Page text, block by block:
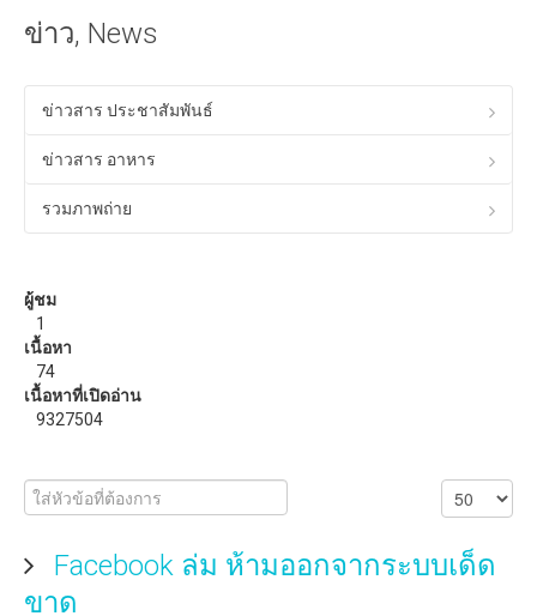
ทำ SEO ให้ติดหน้าแรกของ Google
ควมรู้พื้อนฐานทางด้าน HTML
Tips! ดีๆสำหรับคุณ
Tips Windows XP
ดาวน์โหลด
eBooks หรือหนังสือน่าอ่าน
ข่าว, News
ข่าวสาร ประชาสัมพันธ์
ข่าวสาร อาหาร
รวมภาพถ่าย
ผู้ชม
1
เนื้อหา
74
เนื้อหาที่เปิดอ่าน
9327504
Facebook ล่ม ห้ามออกจากระบบเด็ด
ขาด